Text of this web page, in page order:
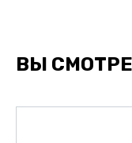
ВЫ